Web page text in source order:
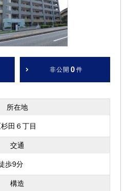
非公開 0 件
所在地
田６丁目
交通
歩9分
構造